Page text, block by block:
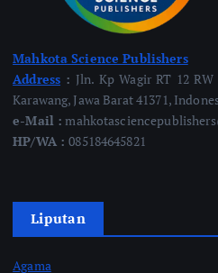
Mahkota Science Publishers
Address : Jln. Kp Wagir RT 12
Karawang, Jawa Barat 41371,
e-Mail :
HP/WA :085184645821
Liputan
Agama